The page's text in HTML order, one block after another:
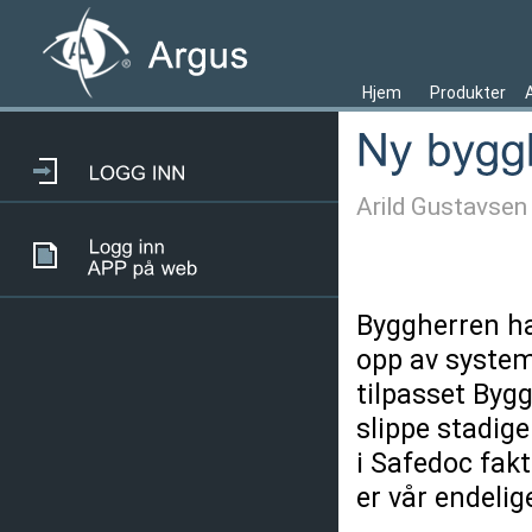
Hjem Produkter
Arild
Byggherren
opp av
tilpasset
slippe
i Safedoc
er vår